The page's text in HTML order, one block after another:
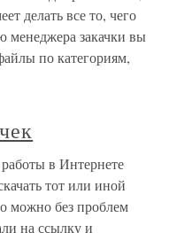
делать все то, чего
закачки вы
по категориям,
в Интернете
тот или иной
можно без проблем
на ссылку и